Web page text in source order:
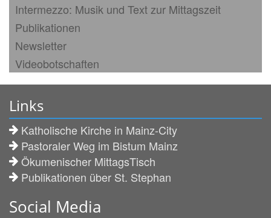
Intermezzo: Musik und Text zur Mittagszeit
Publikationen
Newsletter
Videobotschaften
Links
Katholische Kirche in Mainz-City
Pastoraler Weg im Bistum Mainz
Ökumenischer MittagsTisch
Publikationen über St. Stephan
Social Media